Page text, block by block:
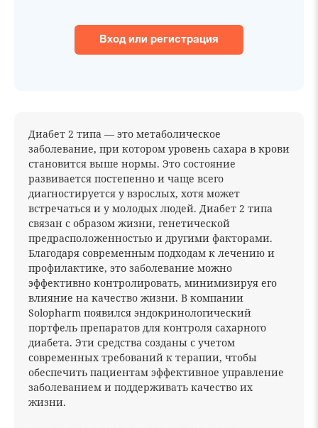
Вход или регистрация
Диабет 2 типа — это метаболическое
заболевание, при котором уровень сахара в крови
становится выше нормы. Это состояние
развивается постепенно и чаще всего
диагностируется у взрослых, хотя может
встречаться и у молодых людей. Диабет 2 типа
связан с образом жизни, генетической
предрасположенностью и другими факторами.
Благодаря современным подходам к лечению и
профилактике, это заболевание можно
эффективно контролировать, минимизируя его
влияние на качество жизни. В компании
Solopharm появился эндокринологический
портфель препаратов для контроля сахарного
диабета. Эти средства созданы с учетом
современных требований к терапии, чтобы
обеспечить пациентам эффективное управление
заболеванием и поддерживать качество их
жизни.